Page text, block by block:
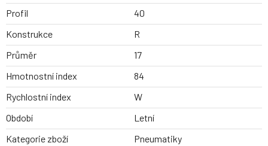
Profil
40
Konstrukce
R
Průměr
17
Hmotnostní index
84
Rychlostní index
W
Období
Letní
Kategorie zboží
Pneumatiky